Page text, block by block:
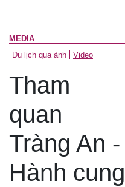
MEDIA
Du lịch qua ảnh
Video
Tham
quan
Tràng An -
Hành cung